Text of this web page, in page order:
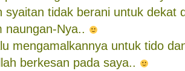
syaitan tidak berani untuk dekat
naungan-Nya..
mengamalkannya untuk tido
berkesan pada saya..